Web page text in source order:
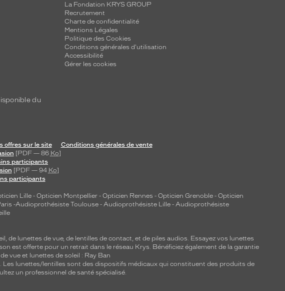
La Fondation KRYS GROUP
Recrutement
Charte de confidentialité
Mentions Légales
Politique des Cookies
Conditions générales d'utilisation
Accessibilité
Gérer les cookies
du
offres sur le site
Conditions générales de vente
[PDF — 86 Ko]
participants
[PDF — 94 Ko]
participants
Lille - Opticien Montpellier - Opticien Rennes - Opticien Grenoble - Opticien
-Audioprothésiste Toulouse - Audioprothésiste Lille - Audioprothésiste
de lunettes de vue, de lentilles de contact, et de piles audios. Essayez vos lunettes
est offerte pour un retrait dans le réseau Krys. Bénéficiez également de la garantie
vue et lunettes de soleil : Ray Ban
. Les lunettes/lentilles sont des dispositifs médicaux qui constituent des produits de
un professionnel de santé spécialisé.